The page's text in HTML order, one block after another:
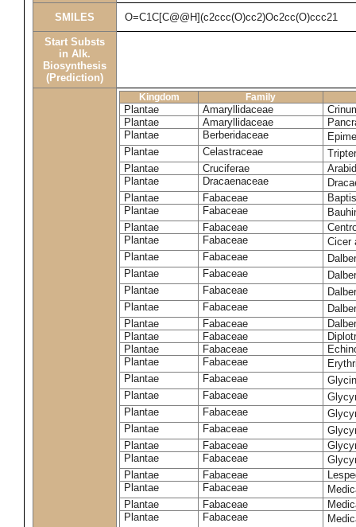
SMILES O=C1C[C@@H](c2ccc(O)cc2)Oc2cc(O)ccc21
Start Substs
in Alk.
Biosynthesis
(Prediction)
Kingdom Family
Plantae Amaryllidaceae
Plantae
Amaryllidaceae
Plantae
Berberidaceae
Plantae
Celastraceae
Plantae
Cruciferae
Plantae
Dracaenaceae
Plantae
Fabaceae
Plantae
Fabaceae
Plantae
Fabaceae
Plantae
Fabaceae
Cicer
Plantae
Fabaceae
Plantae
Fabaceae
Plantae
Fabaceae
Plantae
Fabaceae
Plantae
Fabaceae
Plantae
Fabaceae
Plantae
Fabaceae
Plantae
Fabaceae
Plantae
Fabaceae
Plantae
Fabaceae
Plantae
Fabaceae
Plantae
Fabaceae
Plantae
Fabaceae
Plantae
Fabaceae
Plantae
Fabaceae
Plantae
Fabaceae
Plantae
Fabaceae
Plantae
Fabaceae